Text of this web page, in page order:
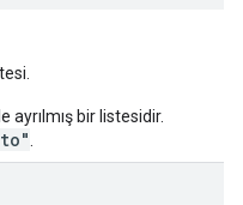
ayrılmış bir listesidir.